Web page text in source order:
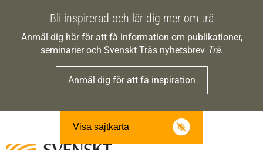
Bli inspirerad och lär dig mer om trä
Anmäl dig här för att få information om publikationer,
seminarier och Svenskt Träs nyhetsbrev Trä.
Anmäl dig för att få inspiration
Visa sajtkarta